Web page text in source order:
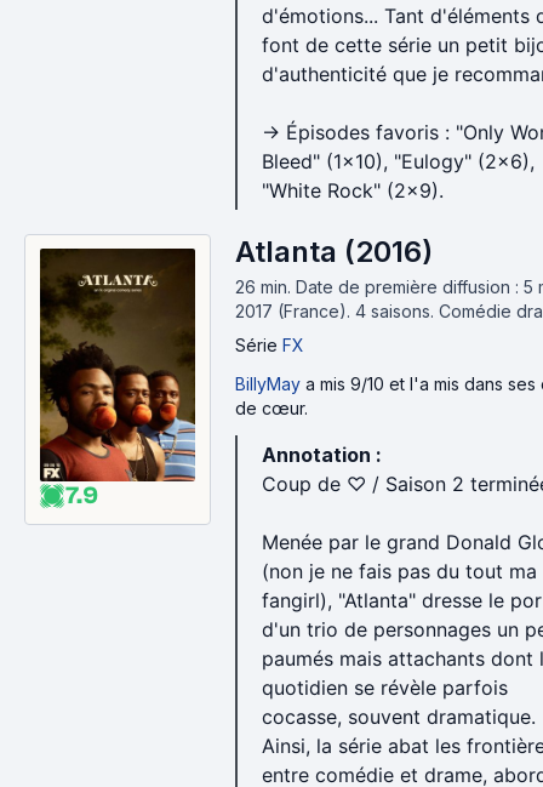
d'émotions... Tant d'éléments
font de cette série un petit
d'authenticité que je
→ Épisodes favoris : "Only
Bleed" (1x10), "Eulogy" (2x6),
"White Rock" (2x9).
7.9
Atlanta (2016)
26 min. Date de première diffusion : 5
2017 (France). 4 saisons. Comédie
Série FX
BillyMay a mis 9/10 et l'a mis dans ses
de cœur.
Annotation :
Coup de ♡ / Saison 2
Menée par le grand Donald
(non je ne fais pas du tout ma
fangirl), "Atlanta" dresse le
d'un trio de personnages un
paumés mais attachants dont
quotidien se révèle parfois
cocasse, souvent dramatique.
Ainsi, la série abat les
entre comédie et drame,